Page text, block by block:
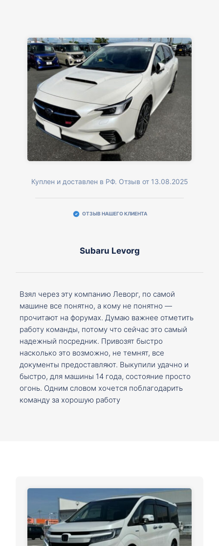
Куплен и доставлен в РФ. Отзыв от 13.08.2025
ОТЗЫВ НАШЕГО КЛИЕНТА
Subaru Levorg
Взял через эту компанию Леворг, по самой
машине все понятно, а кому не понятно —
прочитают на форумах. Думаю важнее отметить
работу команды, потому что сейчас это самый
надежный посредник. Привозят быстро
насколько это возможно, не темнят, все
документы предоставляют. Выкупили удачно и
быстро, для машины 14 года, состояние просто
огонь. Одним словом хочется поблагодарить
команду за хорошую работу